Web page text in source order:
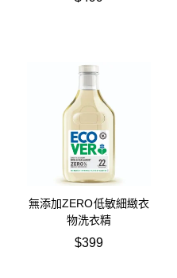
無添加ZERO低敏細緻衣
物洗衣精
$399